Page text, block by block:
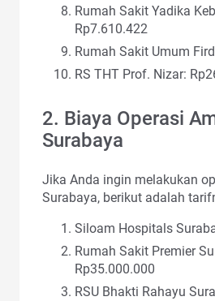
Rumah Sakit Yadika
Rp7.610.422
Rumah Sakit Umum
RS THT Prof. Nizar:
2. Biaya Operasi
Surabaya
Jika Anda ingin melakukan
Surabaya, berikut adalah
Siloam Hospitals
Rumah Sakit Premier
Rp35.000.000
RSU Bhakti Rahayu